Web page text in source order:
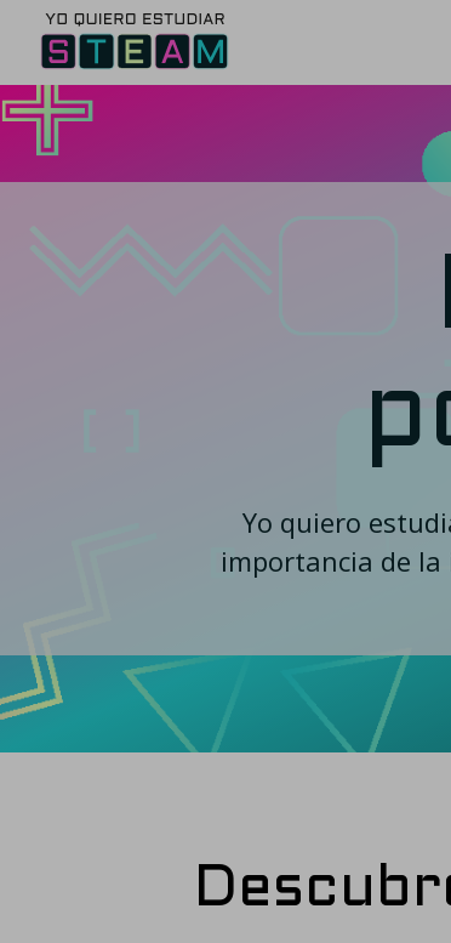
Yo quiero
importancia de la